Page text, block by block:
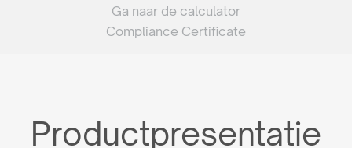
Ga naar de calculator
Compliance Certificate
Productpresentatie